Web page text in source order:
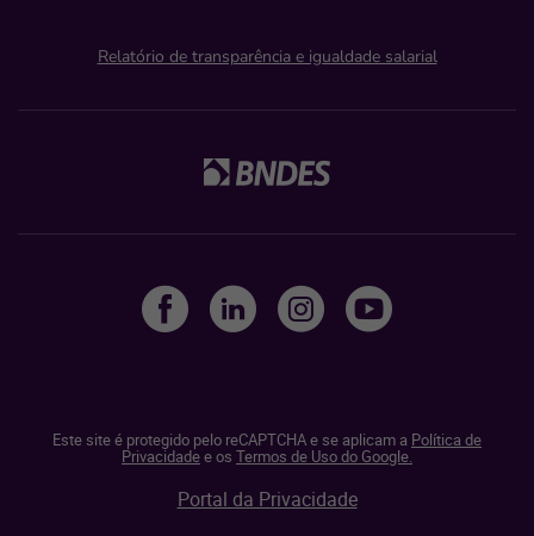
Relatório de transparência e igualdade salarial
Este site é protegido pelo reCAPTCHA e se aplicam a Política de
Privacidadee os Termos de Uso do Google.
Portal da Privacidade